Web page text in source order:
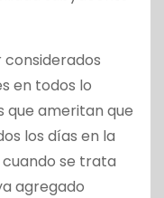
en todos lo
que ameritan que
los días en la
se trata
agregado